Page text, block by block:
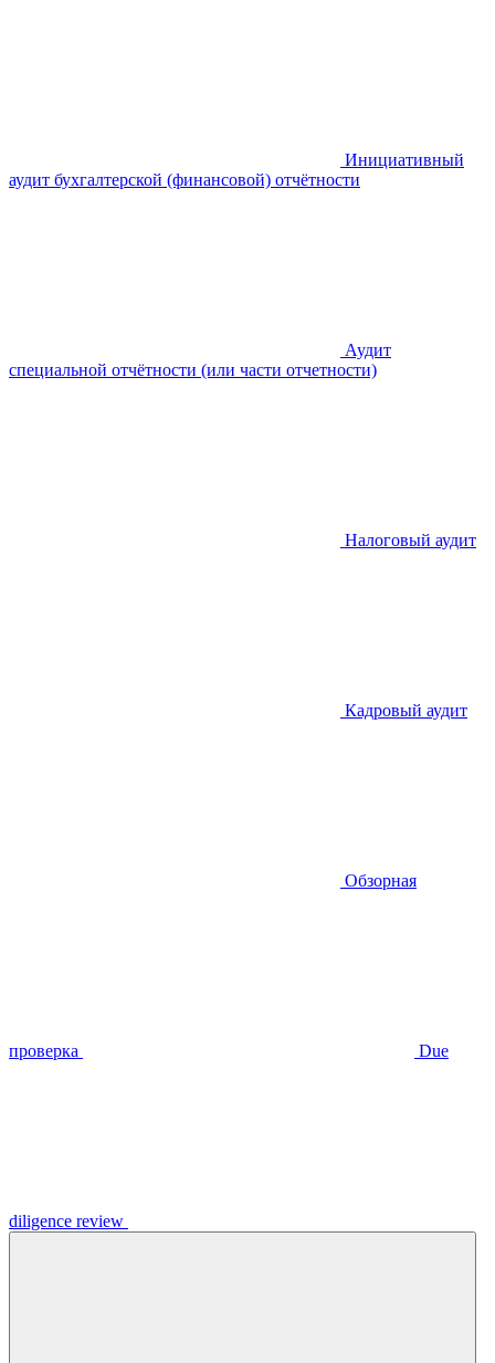
Инициативный
аудит бухгалтерской (финансовой) отчётности
Аудит
специальной отчётности (или части отчетности)
Налоговый аудит
Кадровый аудит
Обзорная
проверка Due
diligence review